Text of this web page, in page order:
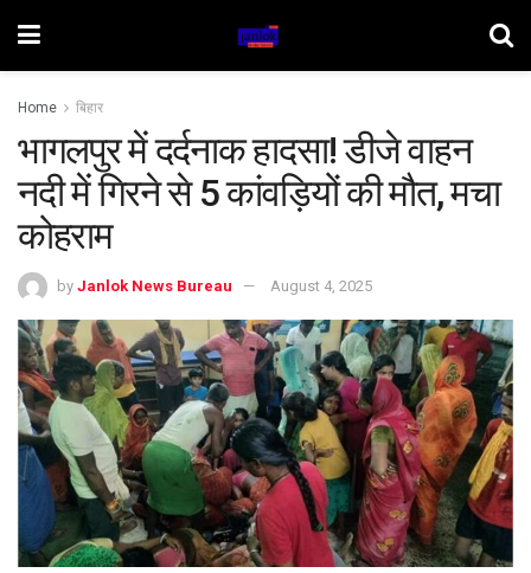
Home बिहार
भागलपुर में दर्दनाक हादसा! डीजे वाहन
नदी में गिरने से 5 कांवड़ियों की मौत, मचा
कोहराम
by Janlok News Bureau August 4, 2025